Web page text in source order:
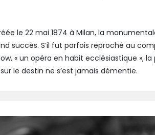
le 22 mai 1874 à Milan, la
succès. S’il fut parfois reproché au
« un opéra en habit ecclésiastique »,
le destin ne s’est jamais démentie.